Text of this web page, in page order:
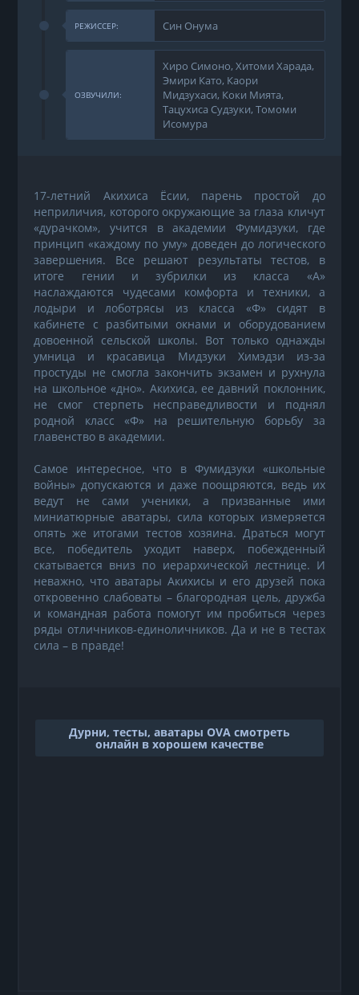
РЕЖИССЕР: Син Онума
ОЗВУЧИЛИ:
Хиро Симоно, Хитоми Харада,
Эмири Като, Каори
Мидзухаси, Коки Мията,
Тацухиса Судзуки, Томоми
Исомура
17-летний Акихиса Ёсии, парень простой до
неприличия, которого окружающие за глаза кличут
«дурачком», учится в академии Фумидзуки, где
принцип «каждому по уму» доведен до логического
завершения. Все решают результаты тестов, в
итоге гении и зубрилки из класса «А»
наслаждаются чудесами комфорта и техники, а
лодыри и лоботрясы из класса «Ф» сидят в
кабинете с разбитыми окнами и оборудованием
довоенной сельской школы. Вот только однажды
умница и красавица Мидзуки Химэдзи из-за
простуды не смогла закончить экзамен и рухнула
на школьное «дно». Акихиса, ее давний поклонник,
не смог стерпеть несправедливости и поднял
родной класс «Ф» на решительную борьбу за
главенство в академии.
Самое интересное, что в Фумидзуки «школьные
войны» допускаются и даже поощряются, ведь их
ведут не сами ученики, а призванные ими
миниатюрные аватары, сила которых измеряется
опять же итогами тестов хозяина. Драться могут
все, победитель уходит наверх, побежденный
скатывается вниз по иерархической лестнице. И
неважно, что аватары Акихисы и его друзей пока
откровенно слабоваты – благородная цель, дружба
и командная работа помогут им пробиться через
ряды отличников-единоличников. Да и не в тестах
сила – в правде!
Дурни, тесты, аватары OVA смотреть
онлайн в хорошем качестве